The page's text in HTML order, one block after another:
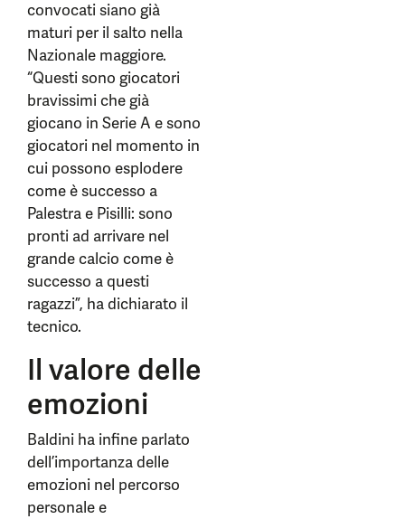
convocati siano già
maturi per il salto nella
Nazionale maggiore.
“Questi sono giocatori
bravissimi che già
giocano in Serie A e sono
giocatori nel momento in
cui possono esplodere
come è successo a
Palestra e Pisilli: sono
pronti ad arrivare nel
grande calcio come è
successo a questi
ragazzi”, ha dichiarato il
tecnico.
Il valore delle
emozioni
Baldini ha infine parlato
dell’importanza delle
emozioni nel percorso
personale e